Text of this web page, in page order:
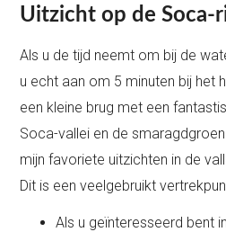
Uitzicht op de Soca-
Als u de tijd neemt om bij de
u echt aan om 5 minuten bij het
een kleine brug met een
Soca-vallei en de
mijn favoriete uitzichten in de
Dit is een veelgebruikt
Als u geïnteresseerd bent